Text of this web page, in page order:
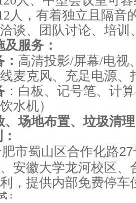
人，有着独立且隔音
谈、团队讨论、培训
及服务 ：
高清投影/屏幕/电视
麦克风、充足电源、
：白板、记号笔、计
水机）
、场地布置、垃圾清理
：
市蜀山区合作化路
安徽大学龙河校区、
，提供内部免费停车